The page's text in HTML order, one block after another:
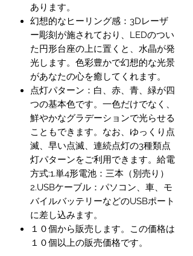
あります。
幻想的なヒーリング感：3Dレーザ
ー彫刻が施されており、LEDのつい
た円形台座の上に置くと、水晶が発
光します。色彩豊かで幻想的な光景
があなたの心を癒してくれます。
点灯パターン：白、赤、青、緑が四
つの基本色です。一色だけでなく、
鮮やかなグラデーションで光らせる
こともできます。なお、ゆっくり点
滅、早い点滅、連続点灯の3種類点
灯パターンをご利用できます。給電
方式:1.単4形電池：三本（別売り）
2.USBケーブル：パソコン、車、モ
バイルバッテリーなどのUSBポート
に差し込みます。
１０個から販売します。この価格は
１０個以上の販売価格です。